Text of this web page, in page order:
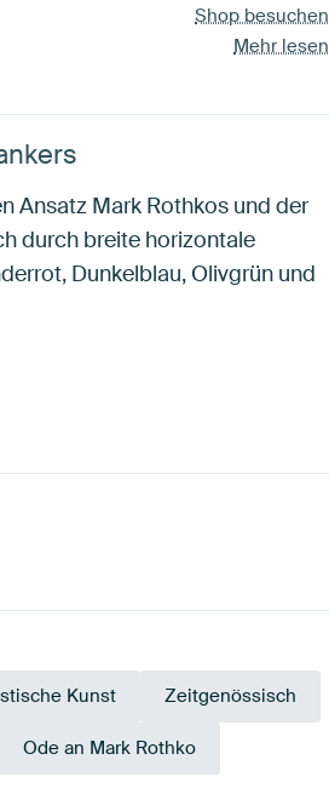
Shop besuchen
Mehr lesen
Ansatz Mark Rothkos und der
durch breite horizontale
Dunkelblau, Olivgrün und
Kunst Zeitgenössisch
Ode an Mark Rothko